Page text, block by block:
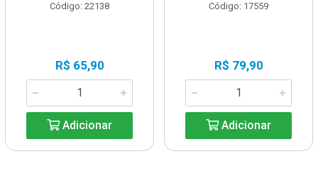
Código: 22138
R$ 65,90
Adicionar
Código: 17559
R$ 79,90
Adicionar